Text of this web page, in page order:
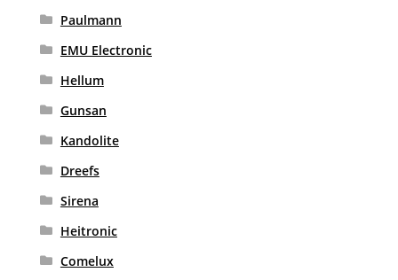
Paulmann
EMU Electronic
Hellum
Gunsan
Kandolite
Dreefs
Sirena
Heitronic
Comelux